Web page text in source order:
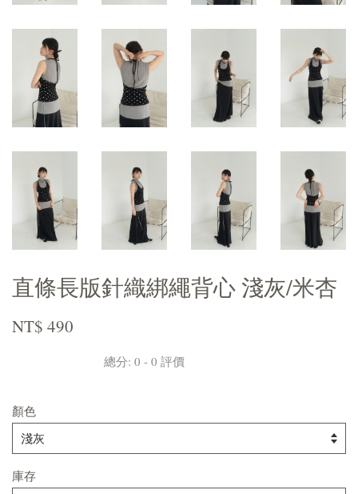
直條長版針織綁繩背心 淺灰/米杏
NT$ 490
總分: 0 - 0 評價
顏色
庫存